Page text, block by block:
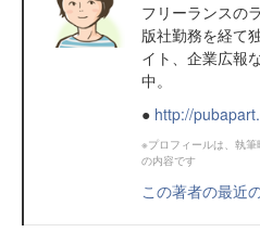
フリーランスの
版社勤務を経て
イト、企業広報
中。
● http://
※プロフィールは、執
の内容です
この著者の最近